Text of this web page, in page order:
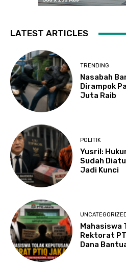
LATEST ARTICLES
TRENDING
Nasabah
Dirampok
Juta Raib
POLITIK
Yusril:
Sudah
Jadi Kunci
Mahasiswa
Rektorat
Dana